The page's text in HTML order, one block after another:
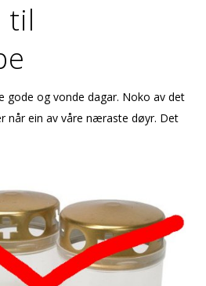
til
gode og vonde dagar. Noko av det
når ein av våre næraste døyr. Det